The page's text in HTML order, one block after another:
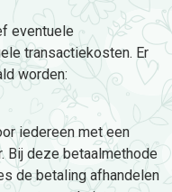
eventuele
transactiekosten. Er
worden:
iedereen met een
Bij deze betaalmethode
de betaling afhandelen